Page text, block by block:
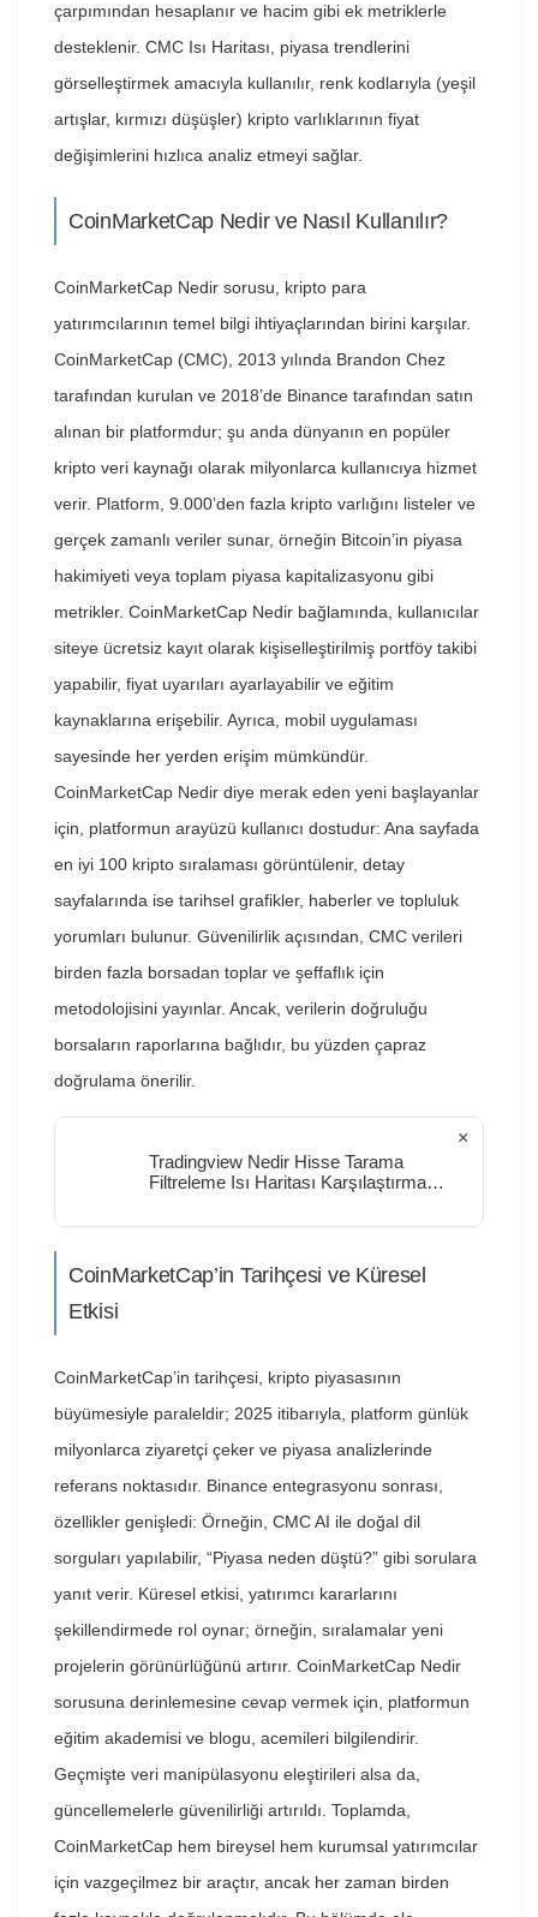
çarpımından hesaplanır ve hacim gibi ek metriklerle
desteklenir. CMC Isı Haritası, piyasa trendlerini
görselleştirmek amacıyla kullanılır, renk kodlarıyla (yeşil
artışlar, kırmızı düşüşler) kripto varlıklarının fiyat
değişimlerini hızlıca analiz etmeyi sağlar.
CoinMarketCap Nedir ve Nasıl Kullanılır?
CoinMarketCap Nedir sorusu, kripto para
yatırımcılarının temel bilgi ihtiyaçlarından birini karşılar.
CoinMarketCap (CMC), 2013 yılında Brandon Chez
tarafından kurulan ve 2018’de Binance tarafından satın
alınan bir platformdur; şu anda dünyanın en popüler
kripto veri kaynağı olarak milyonlarca kullanıcıya hizmet
verir. Platform, 9.000’den fazla kripto varlığını listeler ve
gerçek zamanlı veriler sunar, örneğin Bitcoin’in piyasa
hakimiyeti veya toplam piyasa kapitalizasyonu gibi
metrikler. CoinMarketCap Nedir bağlamında, kullanıcılar
siteye ücretsiz kayıt olarak kişiselleştirilmiş portföy takibi
yapabilir, fiyat uyarıları ayarlayabilir ve eğitim
kaynaklarına erişebilir. Ayrıca, mobil uygulaması
sayesinde her yerden erişim mümkündür.
CoinMarketCap Nedir diye merak eden yeni başlayanlar
için, platformun arayüzü kullanıcı dostudur: Ana sayfada
en iyi 100 kripto sıralaması görüntülenir, detay
sayfalarında ise tarihsel grafikler, haberler ve topluluk
yorumları bulunur. Güvenilirlik açısından, CMC verileri
birden fazla borsadan toplar ve şeffaflık için
metodolojisini yayınlar. Ancak, verilerin doğruluğu
borsaların raporlarına bağlıdır, bu yüzden çapraz
doğrulama önerilir.
Tradingview Nedir Hisse Tarama
Filtreleme Isı Haritası Karşılaştırma
×
CoinMarketCap’in Tarihçesi ve Küresel
Etkisi
CoinMarketCap’in tarihçesi, kripto piyasasının
büyümesiyle paraleldir; 2025 itibarıyla, platform günlük
milyonlarca ziyaretçi çeker ve piyasa analizlerinde
referans noktasıdır. Binance entegrasyonu sonrası,
özellikler genişledi: Örneğin, CMC AI ile doğal dil
sorguları yapılabilir, “Piyasa neden düştü?” gibi sorulara
yanıt verir. Küresel etkisi, yatırımcı kararlarını
şekillendirmede rol oynar; örneğin, sıralamalar yeni
projelerin görünürlüğünü artırır. CoinMarketCap Nedir
sorusuna derinlemesine cevap vermek için, platformun
eğitim akademisi ve blogu, acemileri bilgilendirir.
Geçmişte veri manipülasyonu eleştirileri alsa da,
güncellemelerle güvenilirliği artırıldı. Toplamda,
CoinMarketCap hem bireysel hem kurumsal yatırımcılar
için vazgeçilmez bir araçtır, ancak her zaman birden